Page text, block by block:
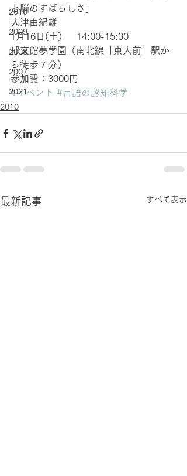
2010
2009
2008
2007
2021
と脳のすばらしさ」
大津由紀雄
1月16日(土）　14:00-15:30
郁文館夢学園（南北線「東大前」駅か
ら徒歩７分）
参加費：3000円
#イベント #言語の認知科学
2010
最新記事 すべて表示